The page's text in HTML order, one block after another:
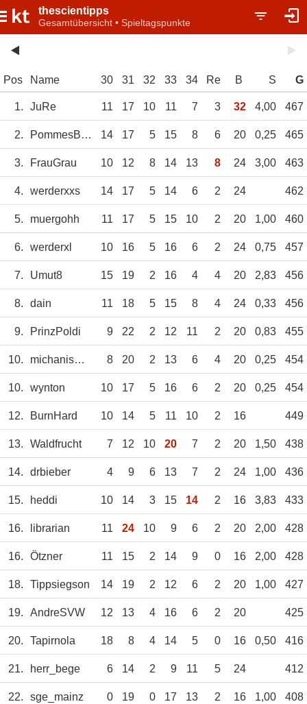
thescientipps
Gesamtübersicht • Spieltagspunkte
Pos Name 30 31 32 33 34 Re B S G
1. JuRe 11 17 10 11 7 3 32 4,00 467
2. PommesBratzek 14 17 5 15 8 6 20 0,25 465
3. FrauGrau 10 12 8 14 13 8 24 3,00 463
4. werderxxs 14 17 5 14 6 2 24 462
5. muergohh 11 17 5 15 10 2 20 1,00 460
6. werderxl 10 16 5 16 6 2 24 0,75 457
7. Umut8 15 19 2 16 4 4 20 2,83 456
8. dain 11 18 5 15 8 4 24 0,33 456
9. PrinzPoldi 9 22 2 12 11 2 20 0,83 455
10. michanismus 8 20 2 13 6 4 20 0,25 454
10. wynton 10 17 5 16 6 2 20 0,25 454
12. BurnHard 10 14 5 11 10 2 16 449
13. Waldfrucht 7 12 10 20 7 2 20 1,50 438
14. drbieber 4 9 6 13 7 2 24 1,00 436
15. heddi 10 14 3 15 14 2 16 3,83 433
16. librarian 11 24 10 9 6 2 20 2,00 428
16. Ötzner 11 15 2 14 9 0 16 2,00 428
18. Tippsiegson 14 19 2 12 6 2 20 1,00 427
19. AndreSVW 12 13 4 16 6 2 20 425
20. Tapirnola 18 8 4 14 5 0 16 0,50 416
21. herr_bege 6 14 2 9 11 5 24 412
22. sge_mainz 0 19 0 17 13 2 16 1,00 408